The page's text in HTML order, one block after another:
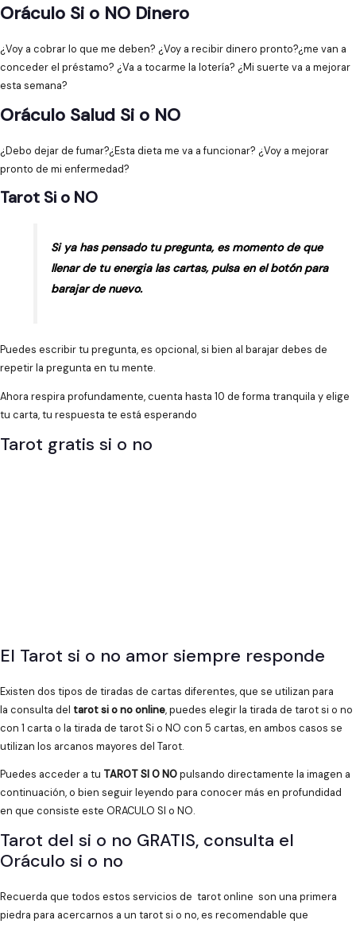
Oráculo Si o NO Dinero
¿Voy a cobrar lo que me deben? ¿Voy a recibir dinero pronto?¿me van a
conceder el préstamo? ¿Va a tocarme la lotería? ¿Mi suerte va a mejorar
esta semana?
Oráculo Salud Si o NO
¿Debo dejar de fumar?¿Esta dieta me va a funcionar? ¿Voy a mejorar
pronto de mi enfermedad?
Tarot Si o NO
Si ya has pensado tu pregunta, es momento de que
llenar de tu energia las cartas, pulsa en el botón para
barajar de nuevo.
Puedes escribir tu pregunta, es opcional, si bien al barajar debes de
repetir la pregunta en tu mente.
Ahora respira profundamente, cuenta hasta 10 de forma tranquila y elige
tu carta, tu respuesta te está esperando
Tarot gratis si o no
El Tarot si o no amor siempre responde
Existen dos tipos de tiradas de cartas diferentes, que se utilizan para
la consulta del tarot si o no online, puedes elegir la tirada de tarot si o no
con 1 carta o la tirada de tarot Si o NO con 5 cartas, en ambos casos se
utilizan los arcanos mayores del Tarot.
Puedes acceder a tu TAROT SI O NOpulsando directamente la imagen a
continuación, o bien seguir leyendo para conocer más en profundidad
en que consiste este ORACULO SI o NO.
Tarot del si o no GRATIS, consulta el
Oráculo si o no
Recuerda que todos estos servicios de tarot online son una primera
piedra para acercarnos a un tarot si o no, es recomendable que